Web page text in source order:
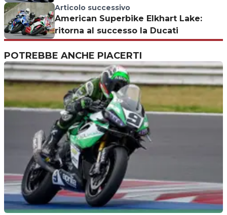
Articolo successivo
American Superbike Elkhart Lake:
ritorna al successo la Ducati
POTREBBE ANCHE PIACERTI